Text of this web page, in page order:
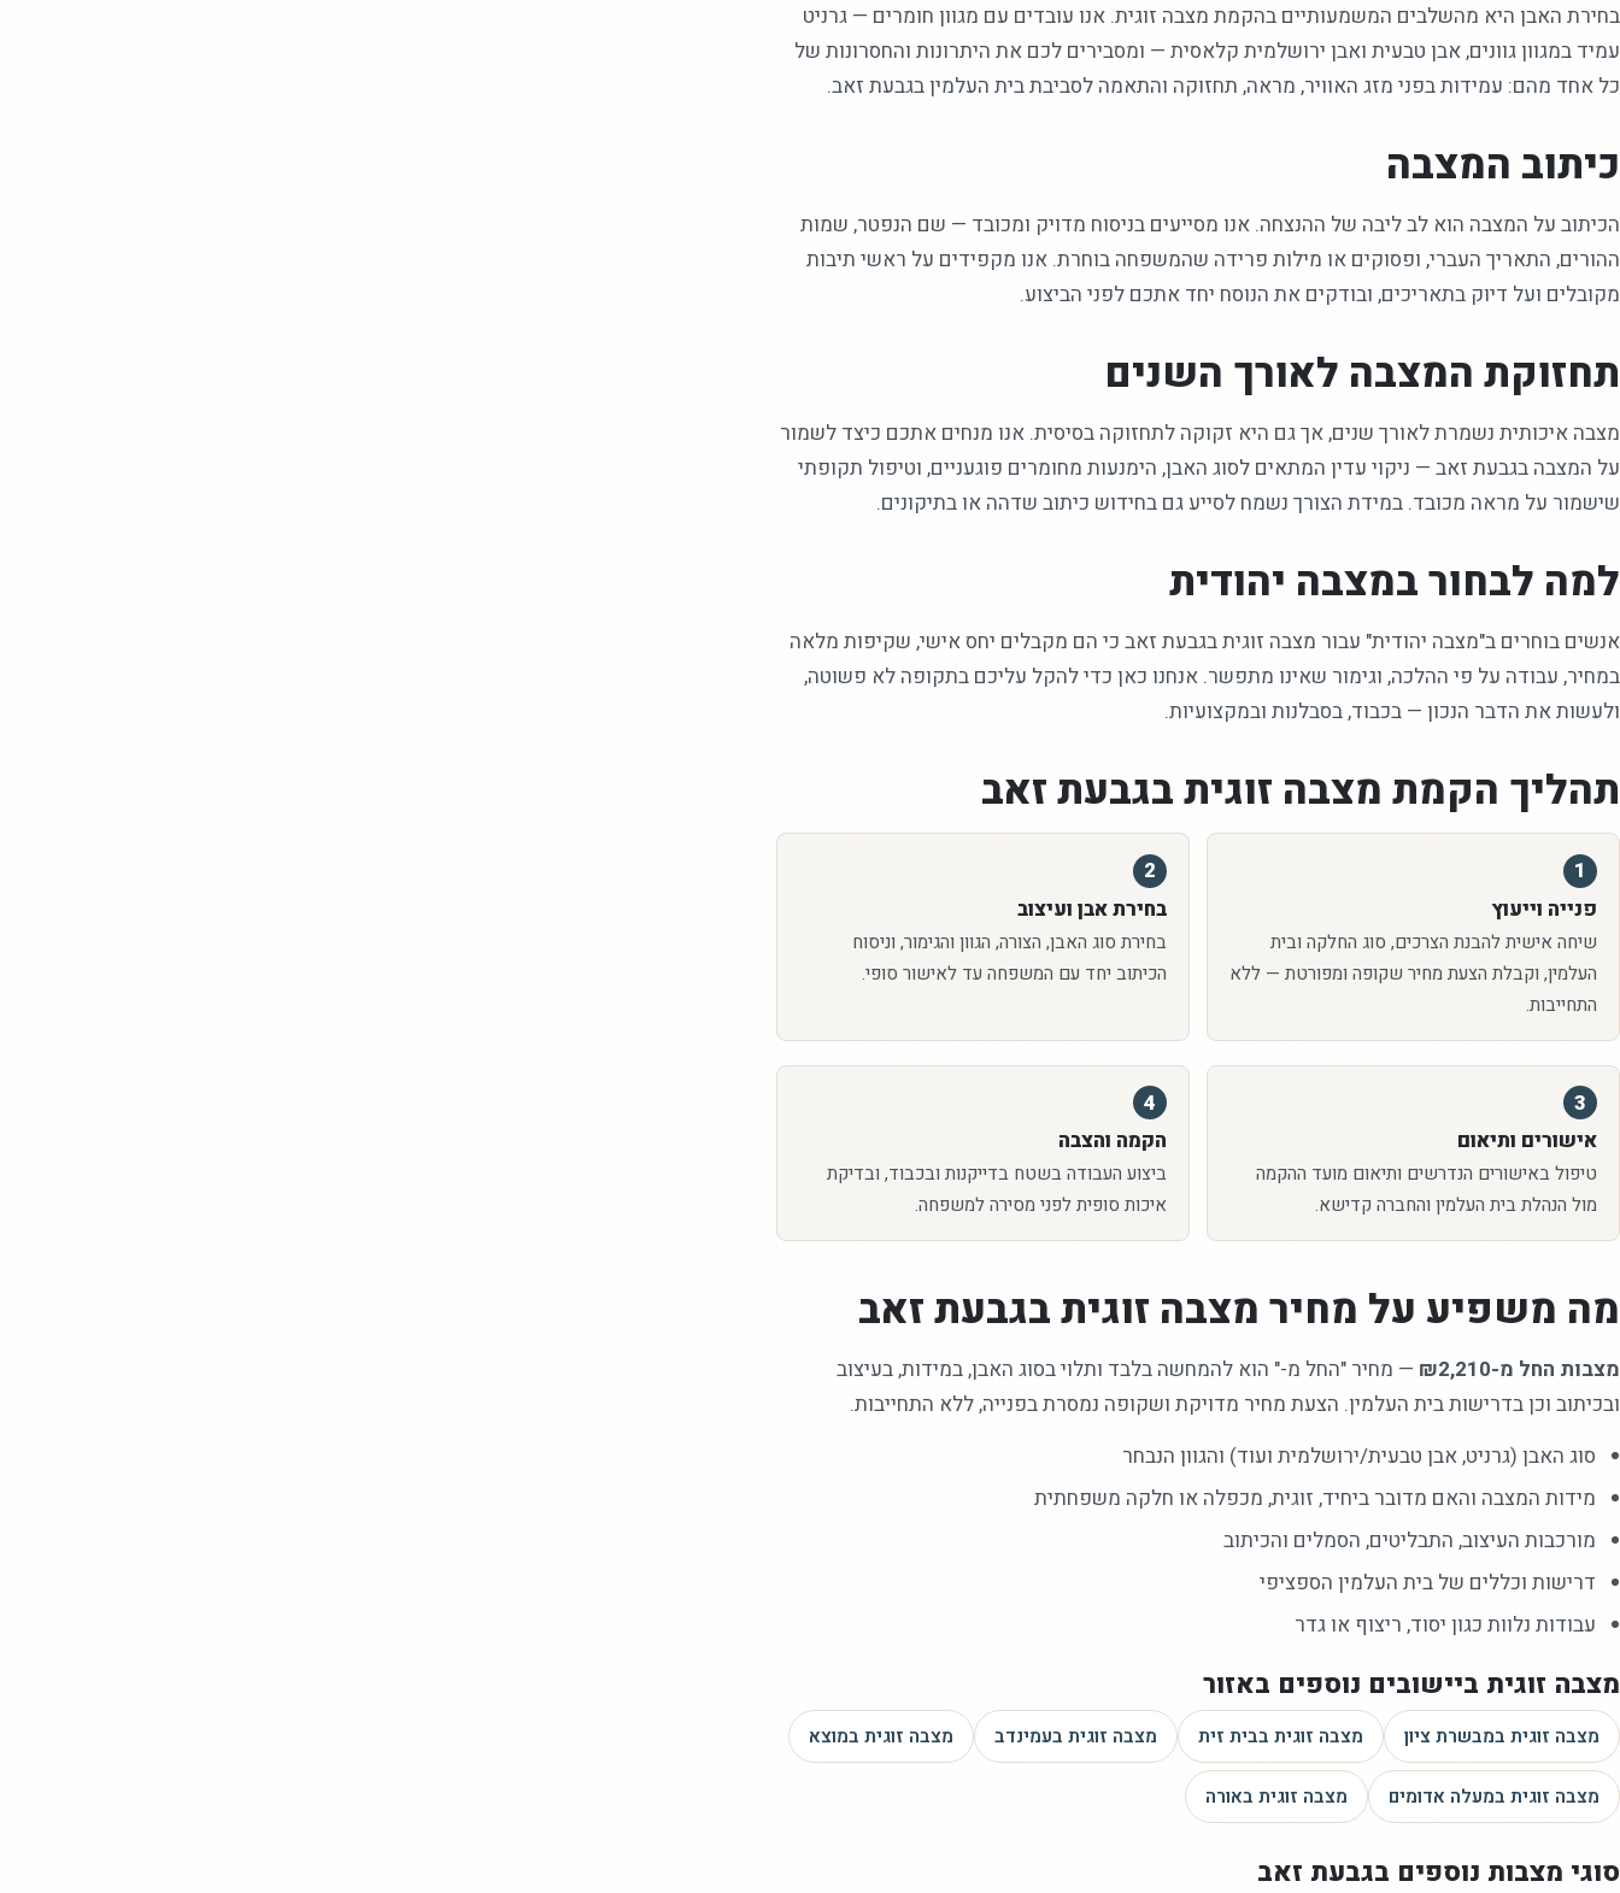
בחירת האבן היא מהשלבים המשמעותיים בהקמת מצבה זוגית. אנו עובדים עם מגוון חומרים — גרניט
עמיד במגוון גוונים, אבן טבעית ואבן ירושלמית קלאסית — ומסבירים לכם את היתרונות והחסרונות של
כל אחד מהם: עמידות בפני מזג האוויר, מראה, תחזוקה והתאמה לסביבת בית העלמין בגבעת זאב.
כיתוב המצבה
הכיתוב על המצבה הוא לב ליבה של ההנצחה. אנו מסייעים בניסוח מדויק ומכובד — שם הנפטר, שמות
ההורים, התאריך העברי, ופסוקים או מילות פרידה שהמשפחה בוחרת. אנו מקפידים על ראשי תיבות
מקובלים ועל דיוק בתאריכים, ובודקים את הנוסח יחד אתכם לפני הביצוע.
תחזוקת המצבה לאורך השנים
מצבה איכותית נשמרת לאורך שנים, אך גם היא זקוקה לתחזוקה בסיסית. אנו מנחים אתכם כיצד לשמור
על המצבה בגבעת זאב — ניקוי עדין המתאים לסוג האבן, הימנעות מחומרים פוגעניים, וטיפול תקופתי
שישמור על מראה מכובד. במידת הצורך נשמח לסייע גם בחידוש כיתוב שדהה או בתיקונים.
למה לבחור במצבה יהודית
אנשים בוחרים ב"מצבה יהודית" עבור מצבה זוגית בגבעת זאב כי הם מקבלים יחס אישי, שקיפות מלאה
במחיר, עבודה על פי ההלכה, וגימור שאינו מתפשר. אנחנו כאן כדי להקל עליכם בתקופה לא פשוטה,
ולעשות את הדבר הנכון — בכבוד, בסבלנות ובמקצועיות.
תהליך הקמת מצבה זוגיתבגבעת זאב
1
פנייה וייעוץ
שיחה אישית להבנת הצרכים, סוג החלקה ובית
העלמין, וקבלת הצעת מחיר שקופה ומפורטת — ללא
התחייבות.
2
בחירת אבן ועיצוב
בחירת סוג האבן, הצורה, הגוון והגימור, וניסוח
הכיתוב יחד עם המשפחה עד לאישור סופי.
3
אישורים ותיאום
טיפול באישורים הנדרשים ותיאום מועד ההקמה
מול הנהלת בית העלמין והחברה קדישא.
4
הקמה והצבה
ביצוע העבודה בשטח בדייקנות ובכבוד, ובדיקת
איכות סופית לפני מסירה למשפחה.
מה משפיע על מחיר מצבה זוגיתבגבעת זאב
מצבות החל מ-₪2,210 — מחיר "החל מ-" הוא להמחשה בלבד ותלוי בסוג האבן, במידות, בעיצוב
ובכיתוב וכן בדרישות בית העלמין. הצעת מחיר מדויקת ושקופה נמסרת בפנייה, ללא התחייבות.
סוג האבן (גרניט, אבן טבעית/ירושלמית ועוד) והגוון הנבחר
מידות המצבה והאם מדובר ביחיד, זוגית, מכפלה או חלקה משפחתית
מורכבות העיצוב, התבליטים, הסמלים והכיתוב
דרישות וכללים של בית העלמין הספציפי
עבודות נלוות כגון יסוד, ריצוף או גדר
מצבה זוגית ביישובים נוספים באזור
מצבה זוגית במבשרת ציון מצבה זוגית בבית זית מצבה זוגית בעמינדב מצבה זוגית במוצא
מצבה זוגית במעלה אדומים מצבה זוגית באורה
סוגי מצבות נוספים בגבעת זאב